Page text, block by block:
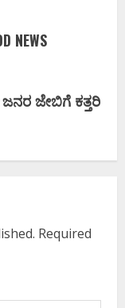
NEWS
ಜೇಬಿಗೆ ಕತ್ತರಿ
Required